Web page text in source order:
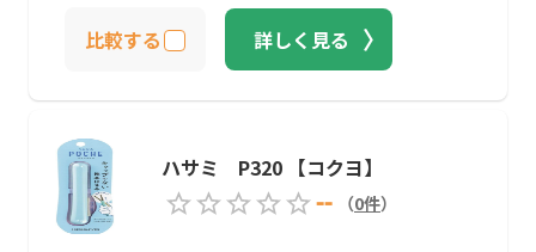
比較する 詳しく見る
ハサミ P320 【コクヨ】
--
（0件）